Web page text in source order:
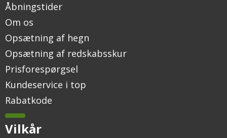
Åbningstider
Om os
Opsætning af hegn
Opsætning af redskabsskur
Prisforespørgsel
Kundeservice i top
Rabatkode
Vilkår